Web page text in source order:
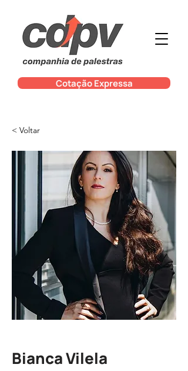
Cotação Expressa
< Voltar
Bianca Vilela